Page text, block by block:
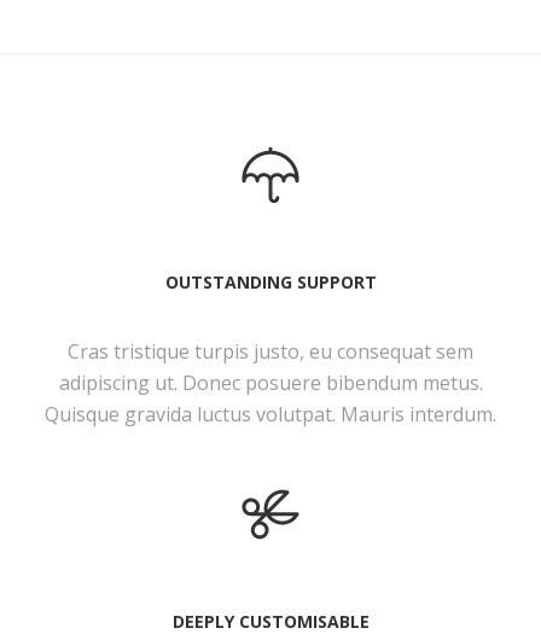
OUTSTANDING SUPPORT
Cras tristique turpis justo, eu consequat sem
adipiscing ut. Donec posuere bibendum metus.
Quisque gravida luctus volutpat. Mauris interdum.
DEEPLY CUSTOMISABLE